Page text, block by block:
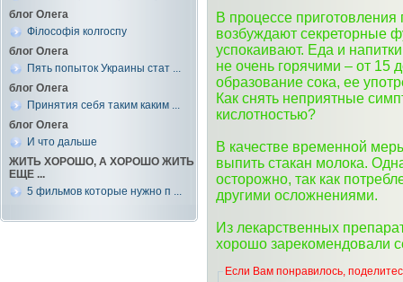
блог Олега
Філософія колгоспу
блог Олега
Пять попыток Украины стат ...
блог Олега
Принятия себя таким каким ...
блог Олега
И что дальше
ЖИТЬ ХОРОШО, А ХОРОШО ЖИТЬ
ЕЩЕ ...
5 фильмов которые нужно п ...
В процессе
возбуждают секреторные
успокаивают. Еда и
не очень горячими – от 15
образование сока, ее
Как снять неприятные
кислотностью?
В качестве временной
выпить стакан молока.
осторожно, так как
другими осложнениями.
Из лекарственных
хорошо зарекомендовали
Если Вам понравилось,